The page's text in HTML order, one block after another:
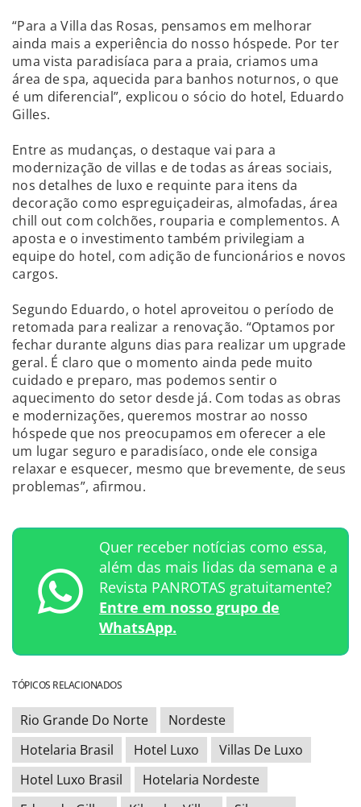
“Para a Villa das Rosas, pensamos em melhorar
ainda mais a experiência do nosso hóspede. Por ter
uma vista paradisíaca para a praia, criamos uma
área de spa, aquecida para banhos noturnos, o que
é um diferencial”, explicou o sócio do hotel, Eduardo
Gilles.
Entre as mudanças, o destaque vai para a
modernização de villas e de todas as áreas sociais,
nos detalhes de luxo e requinte para itens da
decoração como espreguiçadeiras, almofadas, área
chill out com colchões, rouparia e complementos. A
aposta e o investimento também privilegiam a
equipe do hotel, com adição de funcionários e novos
cargos.
Segundo Eduardo, o hotel aproveitou o período de
retomada para realizar a renovação. “Optamos por
fechar durante alguns dias para realizar um upgrade
geral. É claro que o momento ainda pede muito
cuidado e preparo, mas podemos sentir o
aquecimento do setor desde já. Com todas as obras
e modernizações, queremos mostrar ao nosso
hóspede que nos preocupamos em oferecer a ele
um lugar seguro e paradisíaco, onde ele consiga
relaxar e esquecer, mesmo que brevemente, de seus
problemas”, afirmou.
Quer receber notícias como essa,
além das mais lidas da semana e a
Revista PANROTAS gratuitamente?
Entre em nosso grupo de
WhatsApp.
TÓPICOS RELACIONADOS
Rio Grande Do Norte
Nordeste
Hotelaria Brasil
Hotel Luxo
Villas De Luxo
Hotel Luxo Brasil
Hotelaria Nordeste